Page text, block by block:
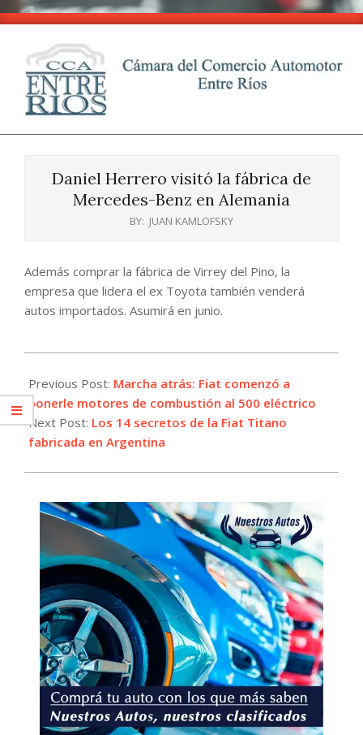
Skip
content
CCA
EntreDaniel Herrero visitó la fábrica de
Mercedes-Benz en Alemania
BY: JUAN KAMLOFSKY
Además comprar la fábrica de Virrey del Pino, la
empresa que lidera el ex Toyota también venderá
autos importados. Asumirá en junio.
05-
13
Previous Post: Marcha atrás: Fiat comenzó a
ponerle motores de combustión al 500 eléctrico
Next Post: Los 14 secretos de la Fiat Titano
fabricada en Argentina